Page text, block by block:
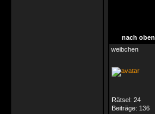
nach oben
weibchen
Rätsel: 24
Beiträge: 136